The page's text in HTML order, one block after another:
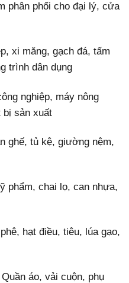
phân phối cho đại lý, cửa
xi măng, gạch đá, tấm
trình dân dụng
nghiệp, máy nông
bị sản xuất
ghế, tủ kệ, giường nệm,
phẩm, chai lọ, can nhựa,
hạt điều, tiêu, lúa gạo,
áo, vải cuộn, phụ